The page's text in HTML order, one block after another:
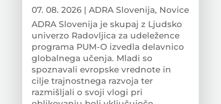
07. 08. 2026| ADRA Slovenija, Novice
ADRA Slovenija je skupaj z Ljudsko
univerzo Radovljica za udeležence
programa PUM-O izvedla delavnico
globalnega učenja. Mladi so
spoznavali evropske vrednote in
cilje trajnostnega razvoja ter
razmišljali o svoji vlogi pri